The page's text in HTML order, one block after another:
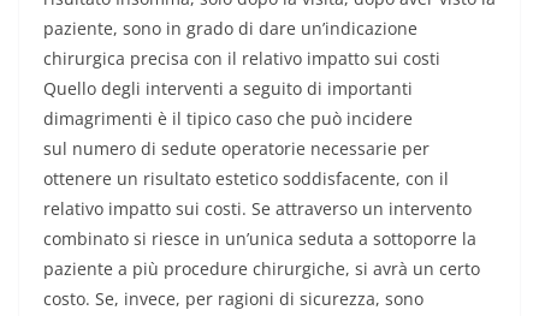
paziente, sono in grado di dare un’indicazione
chirurgica precisa con il relativo impatto sui costi
Quello degli interventi a seguito di importanti
dimagrimenti è il tipico caso che può incidere
sul numero di sedute operatorie necessarie per
ottenere un risultato estetico soddisfacente, con il
relativo impatto sui costi. Se attraverso un intervento
combinato si riesce in un’unica seduta a sottoporre la
paziente a più procedure chirurgiche, si avrà un certo
costo. Se, invece, per ragioni di sicurezza, sono